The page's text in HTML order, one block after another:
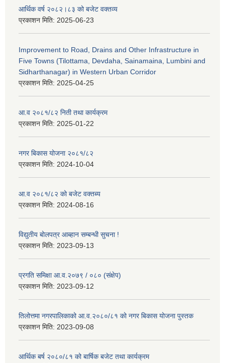
आर्थिक वर्ष २०८२।८३ को बजेट वक्तव्य
प्रकाशन मिति: 2025-06-23
Improvement to Road, Drains and Other Infrastructure in
Five Towns (Tilottama, Devdaha, Sainamaina, Lumbini and
Sidharthanagar) in Western Urban Corridor
प्रकाशन मिति: 2025-04-25
आ.व २०८१/८२ निती तथा कार्यक्रम
प्रकाशन मिति: 2025-01-22
नगर बिकास योजना २०८१/८२
प्रकाशन मिति: 2024-10-04
आ.व २०८१/८२ को बजेट वक्तब्य
प्रकाशन मिति: 2024-08-16
विद्युतीय बोलपत्र आब्हान सम्बन्धी सुचना !
प्रकाशन मिति: 2023-09-13
प्रगति समिक्षा आ.व.२०७९ / ०८० (संक्षेप)
प्रकाशन मिति: 2023-09-12
तिलोत्तमा नगरपालिकाको आ.व.२०८०/८१ को नगर बिकास योजना पुस्तक
प्रकाशन मिति: 2023-09-08
आर्थिक बर्ष २०८०/८१ को बार्षिक बजेट तथा कार्यक्रम